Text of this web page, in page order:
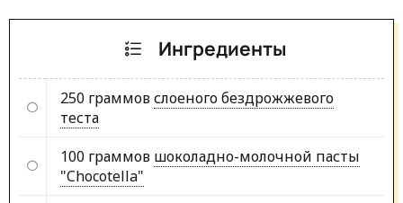
Ингредиенты
250 граммовслоеного бездрожжевого
теста
100 граммов шоколадно-молочной пасты
"Chocotella"